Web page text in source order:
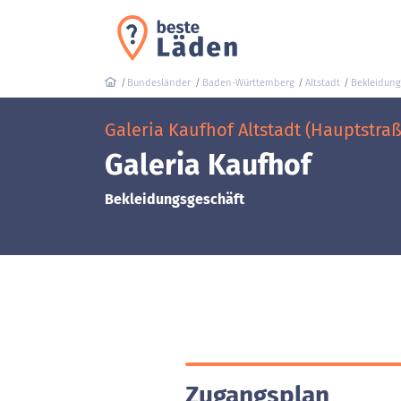
Bundesländer Baden-Württemberg Altstadt
Galeria Kaufhof Altstadt
Galeria Kaufhof
Bekleidungsgeschäft